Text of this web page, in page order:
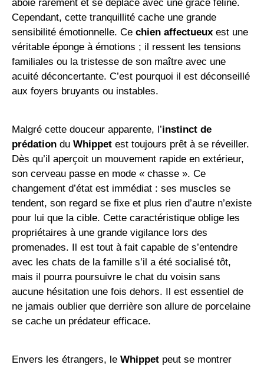
aboie rarement et se déplace avec une grâce féline.
Cependant, cette tranquillité cache une grande
sensibilité émotionnelle. Ce chien affectueux est une
véritable éponge à émotions ; il ressent les tensions
familiales ou la tristesse de son maître avec une
acuité déconcertante. C’est pourquoi il est déconseillé
aux foyers bruyants ou instables.
Malgré cette douceur apparente, l’instinct de
prédation du Whippet est toujours prêt à se réveiller.
Dès qu’il aperçoit un mouvement rapide en extérieur,
son cerveau passe en mode « chasse ». Ce
changement d’état est immédiat : ses muscles se
tendent, son regard se fixe et plus rien d’autre n’existe
pour lui que la cible. Cette caractéristique oblige les
propriétaires à une grande vigilance lors des
promenades. Il est tout à fait capable de s’entendre
avec les chats de la famille s’il a été socialisé tôt,
mais il pourra poursuivre le chat du voisin sans
aucune hésitation une fois dehors. Il est essentiel de
ne jamais oublier que derrière son allure de porcelaine
se cache un prédateur efficace.
Envers les étrangers, le Whippet peut se montrer